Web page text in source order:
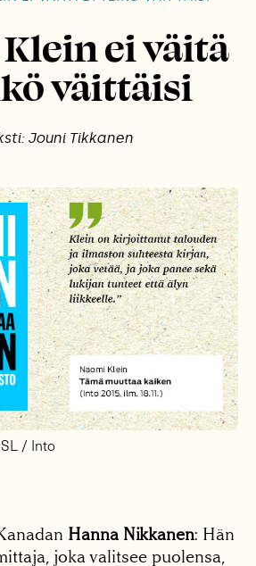
ei väitä
väittäisi
Jouni Tikkanen
/ Into
Hanna Nikkanen: Hän
joka valitsee puolensa,